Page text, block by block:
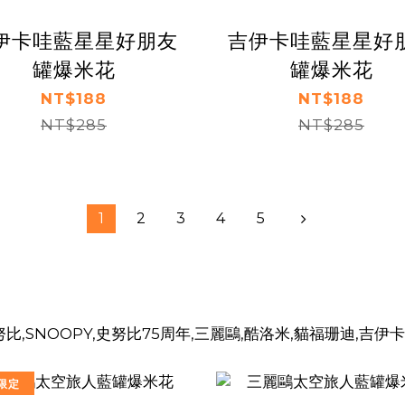
卡哇藍星星好朋友
罐爆米花
NT$188
NT$285
吉伊卡哇藍星星好
罐爆米花
NT$188
NT$285
1 2 3 4 5
定